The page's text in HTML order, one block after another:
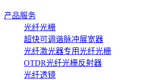
产品服务
光纤光栅
超快可调谐脉冲展宽器
光纤激光器专用光纤光栅
OTDR光纤光栅反射器
光纤透镜